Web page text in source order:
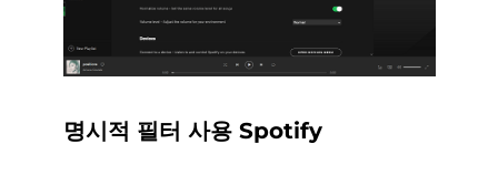
명시적 필터 사용 Spotify